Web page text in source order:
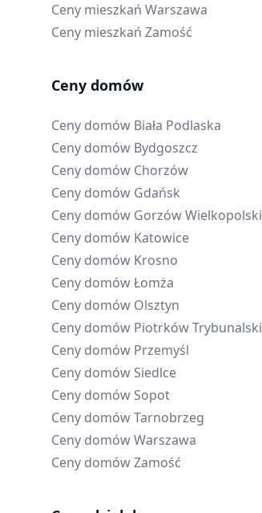
Ceny mieszkań Warszawa
Ceny mieszkań Zamość
Ceny domów
Ceny domów Biała Podlaska
Ceny domów Bydgoszcz
Ceny domów Chorzów
Ceny domów Gdańsk
Ceny domów Gorzów Wielkopolski
Ceny domów Katowice
Ceny domów Krosno
Ceny domówŁomża
Ceny domów Olsztyn
Ceny domów Piotrków Trybunalski
Ceny domów Przemyśl
Ceny domów Siedlce
Ceny domów Sopot
Ceny domówTarnobrzeg
Ceny domówWarszawa
Ceny domówZamość